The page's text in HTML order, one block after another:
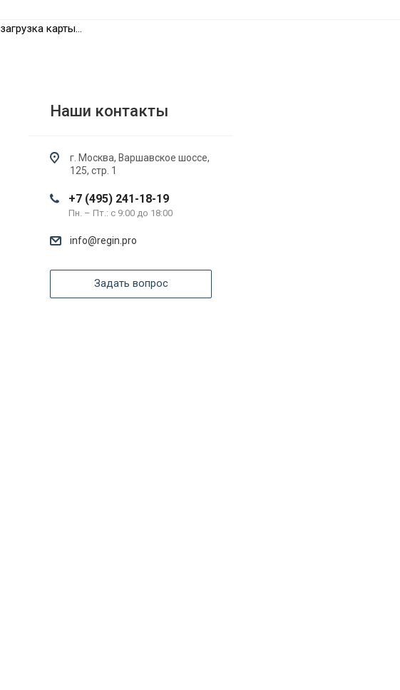
Наши контакты
г. Москва, Варшавское шоссе,
125, стр. 1
+7 (495) 241-18-19
Пн. – Пт.: с 9:00 до 18:00
info@regin.pro
Задать вопрос
загрузка карты...